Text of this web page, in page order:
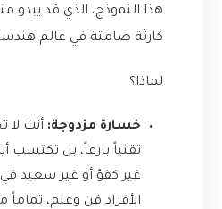
هذا النموذج، الذي قد يبدو
كارثة صامتة في عالم
لماذا؟
خسارة مزدوجة: أنت
تقنياً بارعاً، بل تكتسب
غير كفؤ أو غير سعيد في
الأفراد فن وعلم،